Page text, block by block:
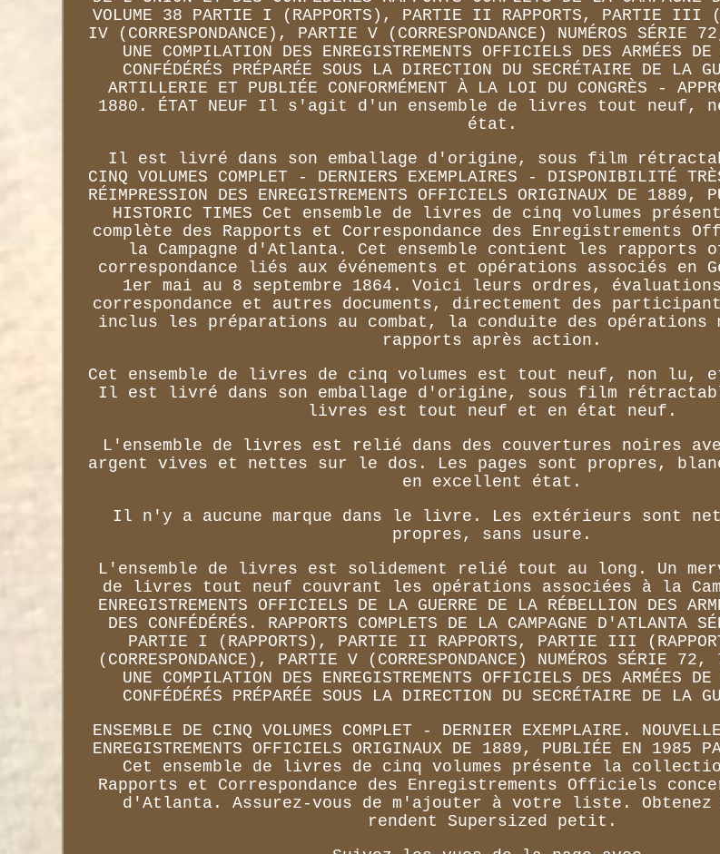
VOLUME 38 PARTIE I (RAPPORTS), PARTIE II RAPPORTS, PARTIE III
IV (CORRESPONDANCE), PARTIE V (CORRESPONDANCE) NUMÉROS
UNE COMPILATION DES ENREGISTREMENTS OFFICIELS DES ARMÉES
CONFÉDÉRÉS PRÉPARÉE SOUS LA DIRECTION DU SECRÉTAIRE DE LA
ARTILLERIE ET PUBLIÉE CONFORMÉMENT À LA LOI DU CONGRÈS -
1880. ÉTAT NEUF Il s'agit d'un ensemble de livres tout neuf,
état.
Il est livré dans son emballage d'origine, sous film rétractable.
CINQ VOLUMES COMPLET - DERNIERS EXEMPLAIRES - DISPONIBILITÉ
RÉIMPRESSION DES ENREGISTREMENTS OFFICIELS ORIGINAUX DE 1889,
HISTORIC TIMES Cet ensemble de livres de cinq volumes
complète des Rapports et Correspondance des Enregistrements
la Campagne d'Atlanta. Cet ensemble contient les
correspondance liés aux événements et opérations associés en
1er mai au 8 septembre 1864. Voici leurs ordres,
correspondance et autres documents, directement des
inclus les préparations au combat, la conduite des
rapports après action.
Cet ensemble de livres de cinq volumes est tout neuf, non
Il est livré dans son emballage d'origine, sous film
livres est tout neuf et en état neuf.
L'ensemble de livres est relié dans des couvertures noires
argent vives et nettes sur le dos. Les pages sont propres,
en excellent état.
Il n'y a aucune marque dans le livre. Les extérieurs sont
propres, sans usure.
L'ensemble de livres est solidement relié tout au long. Un
de livres tout neuf couvrant les opérations associées à la
ENREGISTREMENTS OFFICIELS DE LA GUERRE DE LA RÉBELLION DES
DES CONFÉDÉRÉS. RAPPORTS COMPLETS DE LA CAMPAGNE D'ATLANTA
PARTIE I (RAPPORTS), PARTIE II RAPPORTS, PARTIE III
(CORRESPONDANCE), PARTIE V (CORRESPONDANCE) NUMÉROS
UNE COMPILATION DES ENREGISTREMENTS OFFICIELS DES ARMÉES
CONFÉDÉRÉS PRÉPARÉE SOUS LA DIRECTION DU SECRÉTAIRE DE LA
ENSEMBLE DE CINQ VOLUMES COMPLET - DERNIER EXEMPLAIRE.
ENREGISTREMENTS OFFICIELS ORIGINAUX DE 1889, PUBLIÉE EN 1985
Cet ensemble de livres de cinq volumes présente la
Rapports et Correspondance des Enregistrements Officiels
d'Atlanta. Assurez-vous de m'ajouter à votre liste. Obtenez
rendent Supersized petit.